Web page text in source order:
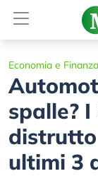
Economia e Finanza
spalle?
ultimi 3